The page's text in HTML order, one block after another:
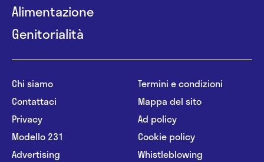
Alimentazione
Genitorialità
Chi siamo
Contattaci
Privacy
Modello 231
Advertising
Termini e condizioni
Mappa del sito
Ad policy
Cookie policy
Whistleblowing